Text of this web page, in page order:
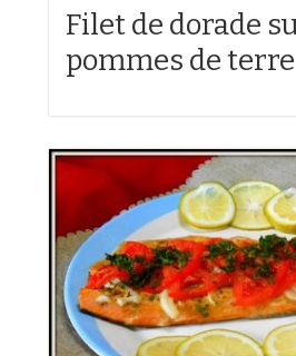
Filet de dorade
pommes de terre